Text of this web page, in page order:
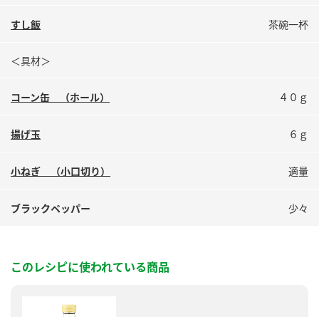
鍋奉行マニュアル
人気商品 ＋ おすすめレシピ
すし飯 茶碗一杯
＜具材＞
コーン缶 （ホール） ４０ｇ
揚げ玉 ６ｇ
小ねぎ （小口切り） 適量
ブラックペッパー 少々
このレシピに使われている商品